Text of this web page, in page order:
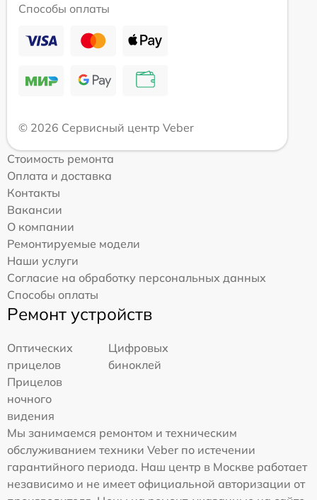
Способы оплаты
© 2026 Сервисный центр Veber
Стоимость ремонта
Оплата и доставка
Контакты
Вакансии
О компании
Ремонтируемые модели
Наши услуги
Согласие на обработку персональных данных
Способы оплаты
Ремонт устройств
Оптических
прицелов
Цифровых
биноклей
Прицелов
ночного
видения
Мы занимаемся ремонтом и техническим
обслуживанием техники Veber по истечении
гарантийного периода. Наш центр в Москве работает
независимо и не имеет официальной авторизации от